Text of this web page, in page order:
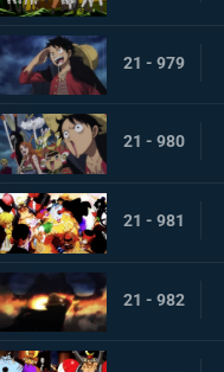
21 - 979
21 - 980
21 - 981
21 - 982